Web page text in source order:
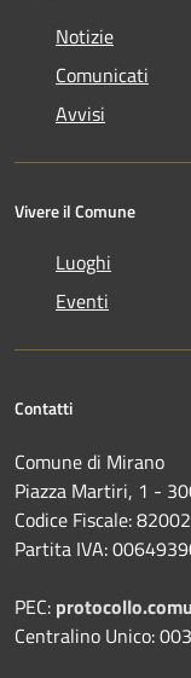
Notizie
Comunicati
Avvisi
Vivere il Comune
Luoghi
Eventi
Contatti
Comune di Mirano
Piazza Martiri, 1 -
Codice Fiscale:
Partita IVA:
PEC:
Centralino Unico: